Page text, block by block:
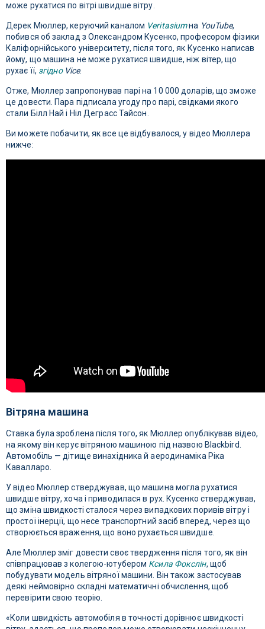
може рухатися по вітрі швидше вітру.
Дерек Мюллер, керуючий каналом Veritasiumна YouTube,
побився об заклад з Олександром Кусенко, професором фізики
Каліфорнійського університету, після того, як Кусенко написав
йому, що машина не може рухатися швидше, ніж вітер, що
рухає її, згідно Vice.
Отже, Мюллер запропонував парі на 10 000 доларів, що зможе
це довести. Пара підписала угоду про парі, свідками якого
стали Білл Най і Ніл Деграсс Тайсон.
Ви можете побачити, як все це відбувалося, у відео Мюллера
нижче:
Вітряна машина
Ставка була зроблена після того, як Мюллер опублікував відео,
на якому він керує вітряною машиною під назвою Blackbird.
Автомобіль — дітище винахідника й аеродинаміка Ріка
Кавалларо.
У відео Мюллер стверджував, що машина могла рухатися
швидше вітру, хоча і приводилася в рух. Кусенко стверджував,
що зміна швидкості сталося через випадкових поривів вітру і
простої інерції, що несе транспортний засіб вперед, через що
створюється враження, що воно рухається швидше.
Але Мюллер зміг довести своє твердження після того, як він
співпрацював з колегою-ютубером Ксила Фокслін, щоб
побудувати модель вітряної машини. Він також застосував
деякі неймовірно складні математичні обчислення, щоб
перевірити свою теорію.
«Коли швидкість автомобіля в точності дорівнює швидкості